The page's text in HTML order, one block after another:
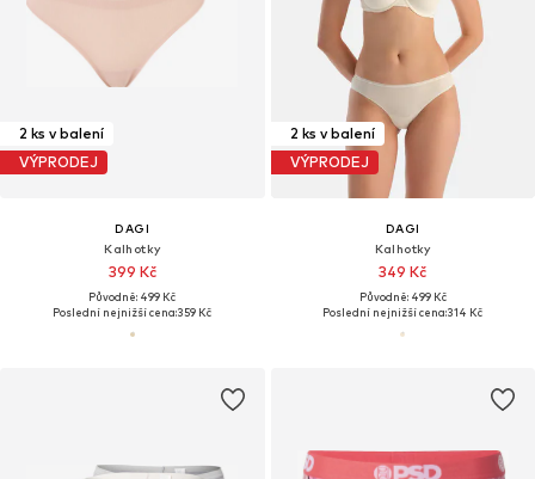
2 ks v balení
VÝPRODEJ
DAGI
Kalhotky
399 Kč
Původně: 499 Kč
Poslední nejnižší cena:359 Kč
2 ks v balení
VÝPRODEJ
DAGI
Kalhotky
349 Kč
Původně: 499 Kč
Poslední nejnižší cena:314 Kč